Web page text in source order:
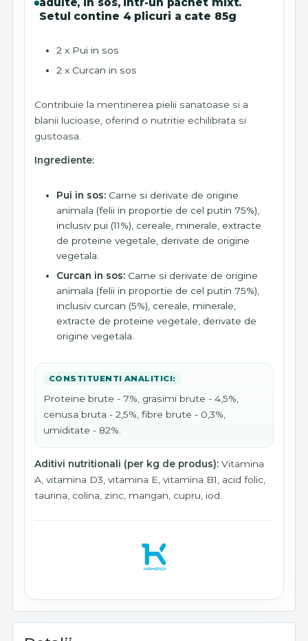
Setul contine 4 plicuri a cate 85g
2 x Pui in sos
2 x Curcan in sos
Contribuie la mentinerea pielii sanatoase si a
blanii lucioase, oferind o nutritie echilibrata si
gustoasa.
Ingrediente:
Pui in sos: Carne si derivate de origine
animala (felii in proportie de cel putin 75%),
inclusiv pui (11%), cereale, minerale, extracte
de proteine vegetale, derivate de origine
vegetala.
Curcan in sos: Carne si derivate de origine
animala (felii in proportie de cel putin 75%),
inclusiv curcan (5%), cereale, minerale,
extracte de proteine vegetale, derivate de
origine vegetala.
CONSTITUENTI ANALITICI:
Proteine brute - 7%, grasimi brute - 4,5%,
cenusa bruta - 2,5%, fibre brute - 0,3%,
umiditate - 82%.
Aditivi nutritionali (per kg de produs): Vitamina
A, vitamina D3, vitamina E, vitamina B1, acid folic,
taurina, colina, zinc, mangan, cupru, iod.